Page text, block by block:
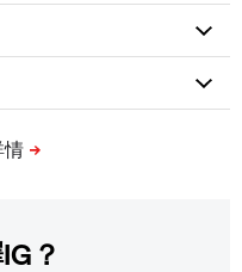
？